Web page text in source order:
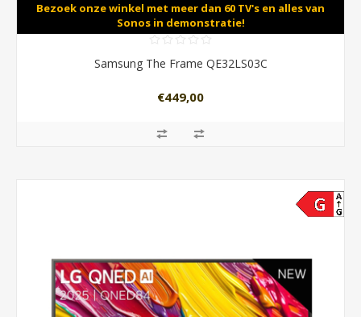
Bezoek onze winkel met meer dan 60 TV's en alles van
Sonos in demonstratie!
Samsung The Frame QE32LS03C
€449,00